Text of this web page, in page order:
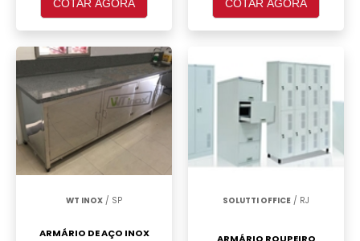
COTAR AGORA COTAR AGORA
WT INOX / SP
ARMÁRIO DE AÇO INOX
SOLUTTI OFFICE / RJ
ARMÁRIO ROUPEIRO